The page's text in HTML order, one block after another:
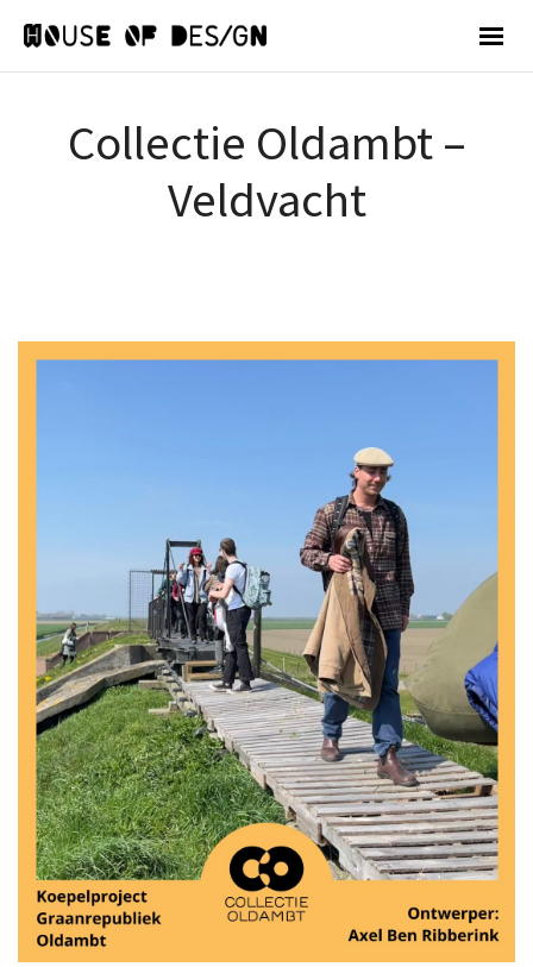
Collectie Oldambt –
Veldvacht